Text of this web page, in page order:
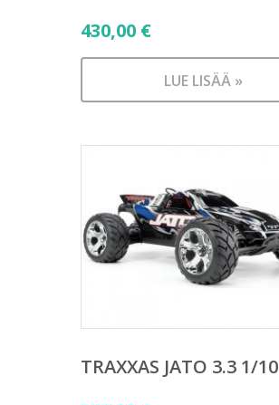
430,00 €
LUE LISÄÄ »
TRAXXAS JATO 3.3 1/10